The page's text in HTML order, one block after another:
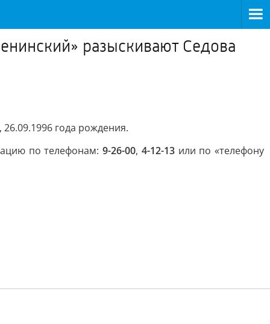
разыскивают Седова
года рождения.
по телефонам:9-26-00, 4-12-13 или по «телефону